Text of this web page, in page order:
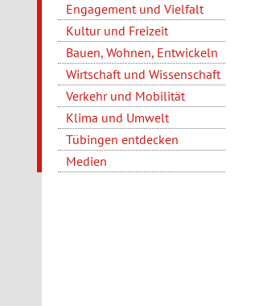
Engagement und Vielfalt
Kultur und Freizeit
Bauen, Wohnen, Entwickeln
Wirtschaft und Wissenschaft
Verkehr und Mobilität
Klima und Umwelt
Tübingen entdecken
Medien